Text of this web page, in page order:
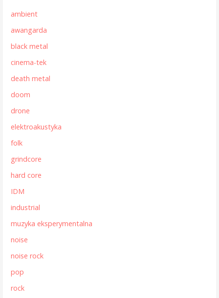
ambient
awangarda
black metal
cinema-tek
death metal
doom
drone
elektroakustyka
folk
grindcore
hard core
IDM
industrial
muzyka eksperymentalna
noise
noise rock
pop
rock